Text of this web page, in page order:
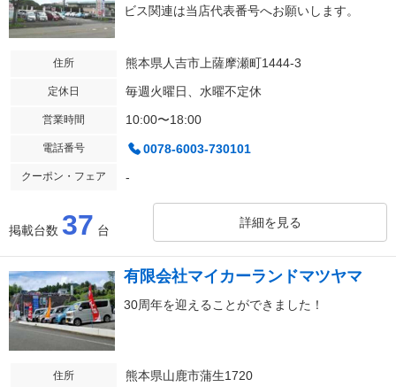
ビス関連は当店代表番号へお願いします。
住所 熊本県人吉市上薩摩瀬町1444-3
定休日 毎週火曜日、水曜不定休
営業時間 10:00〜18:00
電話番号 0078-6003-730101
クーポン・フェア -
掲載台数 37 台
詳細を見る
有限会社マイカーランドマツヤマ
30周年を迎えることができました！
住所 熊本県山鹿市蒲生1720